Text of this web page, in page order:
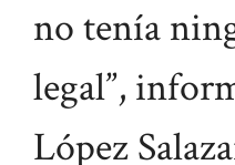
no tenía
legal”,
López